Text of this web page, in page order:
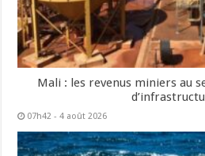
Mali : les revenus miniers au
07h42 - 4 août 2026